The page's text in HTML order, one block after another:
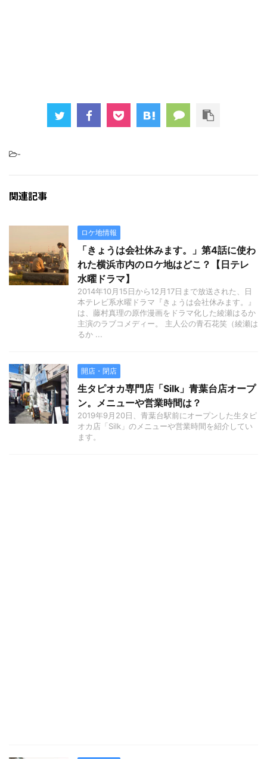
-
関連記事
ロケ地情報
「きょうは会社休みます。」第4話に使わ
れた横浜市内のロケ地はどこ？【日テレ
水曜ドラマ】
2014年10月15日から12月17日まで放送された、日
本テレビ系水曜ドラマ『きょうは会社休みます。』
は、藤村真理の原作漫画をドラマ化した綾瀬はるか
主演のラブコメディー。 主人公の青石花笑（綾瀬は
るか ...
開店・閉店
生タピオカ専門店「Silk」青葉台店オープ
ン。メニューや営業時間は？
2019年9月20日、青葉台駅前にオープンした生タピ
オカ店「Silk」のメニューや営業時間を紹介してい
ます。